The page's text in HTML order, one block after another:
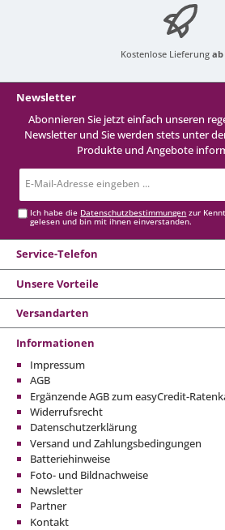
Kostenlose Lieferung ab
Newsletter
Abonnieren Sie jetzt einfach unseren
Newsletter und Sie werden stets unter
Produkte und Angebote
Mail-
Ich habe die Datenschutzbestimmungen zur
gelesen und bin mit ihnen einverstanden.
Service-Telefon
Unsere Vorteile
Versandarten
Informationen
Impressum
AGB
Ergänzende AGB zum easyCredit-
Widerrufsrecht
Datenschutzerklärung
Versand und Zahlungsbedingungen
Batteriehinweise
Foto- und Bildnachweise
Newsletter
Partner
Kontakt